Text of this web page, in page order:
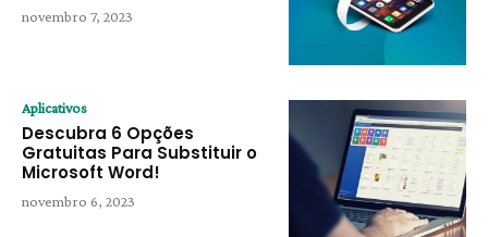
novembro 7, 2023
Aplicativos
Descubra 6 Opções
Gratuitas Para Substituir o
Microsoft Word!
novembro 6, 2023